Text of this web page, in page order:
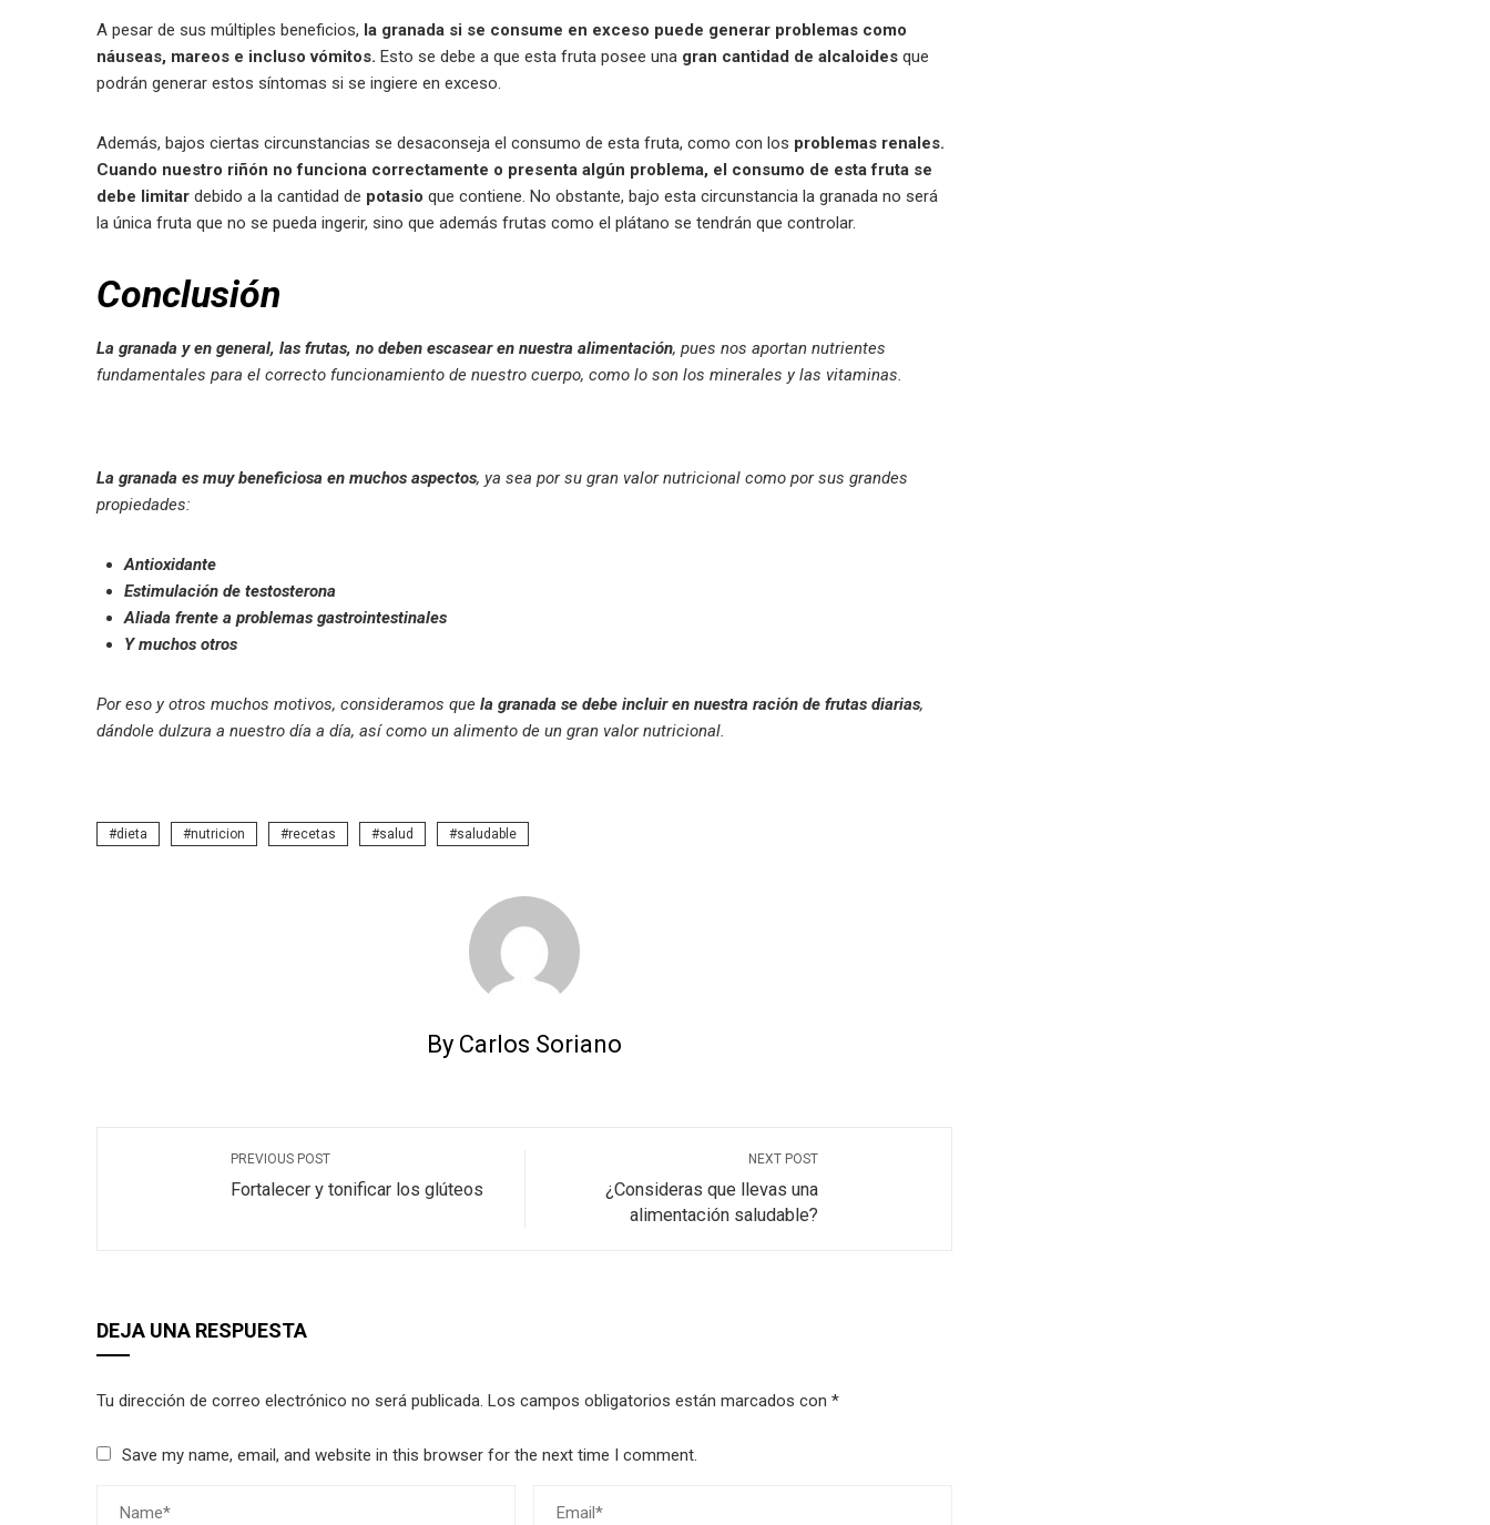
A pesar de sus múltiples beneficios, la granada si se consume en exceso puede generar problemas como
náuseas, mareos e incluso vómitos. Esto se debe a que esta fruta posee una gran cantidad de alcaloides que
podrán generar estos síntomas si se ingiere en exceso.
Además, bajos ciertas circunstancias se desaconseja el consumo de esta fruta, como con los problemas renales.
Cuando nuestro riñón no funciona correctamente o presenta algún problema, el consumo de esta fruta se
debe limitar debido a la cantidad de potasio que contiene. No obstante, bajo esta circunstancia la granada no será
la única fruta que no se pueda ingerir, sino que además frutas como el plátano se tendrán que controlar.
Conclusión
La granada y en general, las frutas, no deben escasear en nuestra alimentación, pues nos aportan nutrientes
fundamentales para el correcto funcionamiento de nuestro cuerpo, como lo son los minerales y las vitaminas.
La granada es muy beneficiosa en muchos aspectos, ya sea por su gran valor nutricional como por sus grandes
propiedades:
Antioxidante
Estimulación de testosterona
Aliada frente a problemas gastrointestinales
Y muchos otros
Por eso y otros muchos motivos, consideramos que la granada se debe incluir en nuestra ración de frutas diarias,
dándole dulzura a nuestro día a día, así como un alimento de un gran valor nutricional.
dieta nutricion recetas salud saludable
By Carlos Soriano
PREVIOUS POST
Fortalecer y tonificar los glúteos
NEXT POST
¿Consideras que llevas una
alimentación saludable?
DEJA UNA RESPUESTA
Tu dirección de correo electrónico no será publicada. Los campos obligatorios están marcados con *
Save my name, email, and website in this browser for the next time I comment.